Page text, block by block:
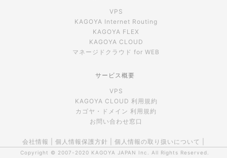
VPS
KAGOYA Internet Routing
KAGOYA FLEX
KAGOYA CLOUD
マネージドクラウド for WEB
サービス概要
VPS
KAGOYA CLOUD 利用規約
カゴヤ・ドメイン 利用規約
お問い合わせ窓口
会社情報 個人情報保護方針 個人情報の取り扱いについて
Copyright © 2007-2020 KAGOYA JAPAN Inc. All Rights Reserved.